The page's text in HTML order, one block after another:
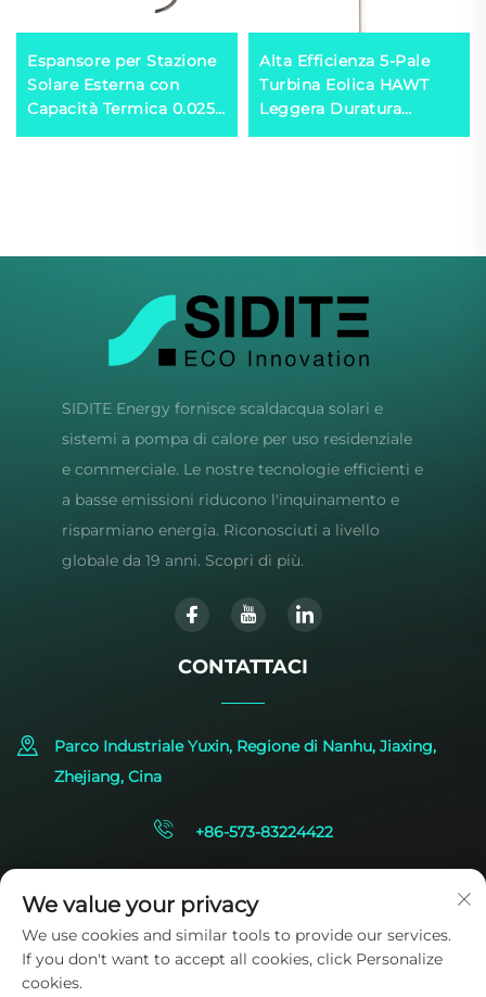
Espansore per Stazione
Solare Esterna con
Capacità Termica 0.025
Calcolatore per Sistemi
Alta Efficienza 5-Pale
Turbina Eolica HAWT
Leggera Duratura
Realizzata in Alluminio
SIDITE Energy fornisce scaldacqua solari e
sistemi a pompa di calore per uso residenziale
e commerciale. Le nostre tecnologie efficienti e
a basse emissioni riducono l'inquinamento e
risparmiano energia. Riconosciuti a livello
globale da 19 anni. Scopri di più.
CONTATTACI
Parco Industriale Yuxin, Regione di Nanhu, Jiaxing,
Zhejiang, Cina
+86-573-83224422
We value your privacy
We use cookies and similar tools to provide our services.
If you don't want to accept all cookies, click Personalize
cookies.